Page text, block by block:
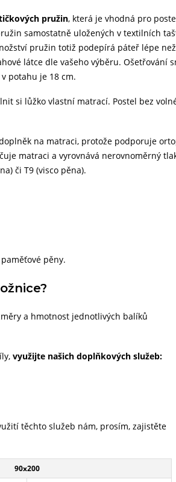
pružin, která je vhodná pro
samostatně uložených v textilních
pružin totiž podepírá páteř lépe
látce dle vašeho výběru. Ošetřování
potahu je 18 cm.
si lůžko vlastní matrací. Postel bez
na matraci, protože podporuje
matraci a vyrovnává nerovnoměrný
či T9 (visco pěna).
pěny.
a hmotnost jednotlivých balíků
využijte našich doplňkových služeb:
těchto služeb nám, prosím, zajistěte
90x200